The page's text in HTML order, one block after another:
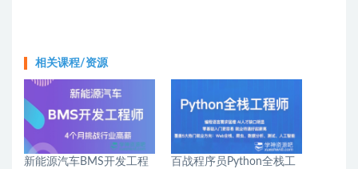
相关课程/资源
新能源汽车BMS开发工程
百战程序员Python全栈工